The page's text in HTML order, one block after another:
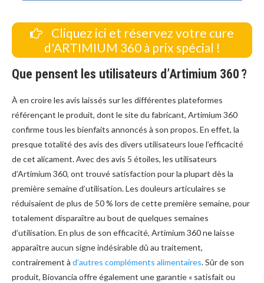
Cliquez ici et réservez votre cure
d'ARTIMIUM 360 à prix spécial !
Que pensent les utilisateurs d’Artimium 360 ?
À en croire les avis laissés sur les différentes plateformes
référençant le produit, dont le site du fabricant, Artimium 360
confirme tous les bienfaits annoncés à son propos. En effet, la
presque totalité des avis des divers utilisateurs loue l’efficacité
de cet alicament. Avec des avis 5 étoiles, les utilisateurs
d’Artimium 360, ont trouvé satisfaction pour la plupart dès la
première semaine d’utilisation. Les douleurs articulaires se
réduisaient de plus de 50 % lors de cette première semaine, pour
totalement disparaître au bout de quelques semaines
d’utilisation. En plus de son efficacité, Artimium 360 ne laisse
apparaître aucun signe indésirable dû au traitement,
contrairement à d’autres compléments alimentaires. Sûr de son
produit, Biovancia offre également une garantie « satisfait ou